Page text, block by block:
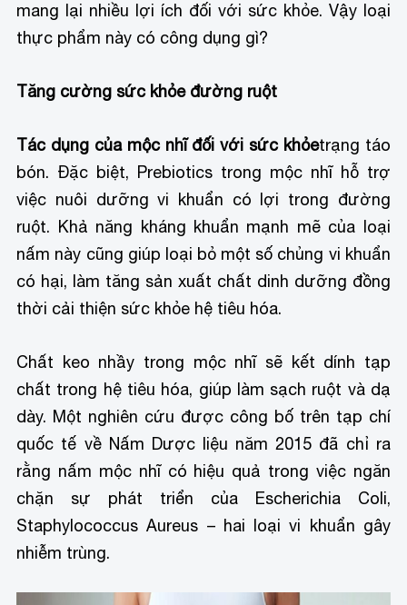
mang lại nhiều lợi ích đối với sức khỏe. Vậy loại
thực phẩm này có công dụng gì?
Tăng cường sức khỏe đường ruột
Tác dụng của mộc nhĩ đối với sức khỏetrạng táo
bón. Đặc biệt, Prebiotics trong mộc nhĩ hỗ trợ
việc nuôi dưỡng vi khuẩn có lợi trong đường
ruột. Khả năng kháng khuẩn mạnh mẽ của loại
nấm này cũng giúp loại bỏ một số chủng vi khuẩn
có hại, làm tăng sản xuất chất dinh dưỡng đồng
thời cải thiện sức khỏe hệ tiêu hóa.
Chất keo nhầy trong mộc nhĩ sẽ kết dính tạp
chất trong hệ tiêu hóa, giúp làm sạch ruột và dạ
dày. Một nghiên cứu được công bố trên tạp chí
quốc tế về Nấm Dược liệu năm 2015 đã chỉ ra
rằng nấm mộc nhĩ có hiệu quả trong việc ngăn
chặn sự phát triển của Escherichia Coli,
Staphylococcus Aureus – hai loại vi khuẩn gây
nhiễm trùng.